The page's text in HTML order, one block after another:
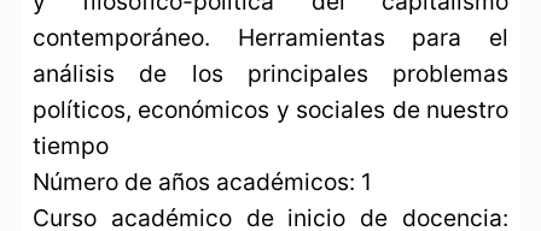
contemporáneo. Herramientas para el
análisis de los principales problemas
políticos, económicos y sociales de nuestro
tiempo
Número de años académicos: 1
Curso académico de inicio de docencia: